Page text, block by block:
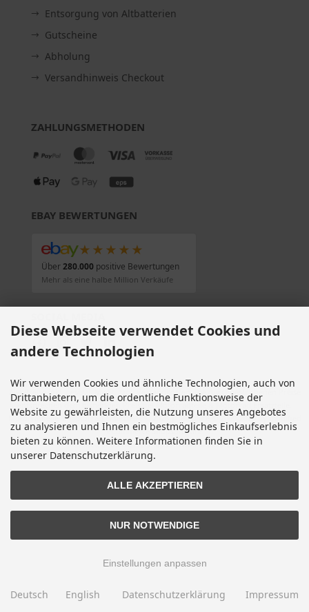
Entsorgung von Altbatterien
Gutscheine
Abholung
Versandhinweis Checkout
ZAHLUNGSMETHODEN
EBAY BEWERTUNGEN
★★★★★
Über280.000positive Bewertungen
Mehr als eine halbe Million Verkäufe
Alle Preise inkl. gesetzl. MwSt. zzgl. Versandkosten . Die durchgestrichenen Preise
entsprechen dem bisherigen Preis bei Motorradteile & Motorrad Ersatzteile.
Motorradteile & Motorrad Ersatzteile © 2026 | Template © 2009-2026 by modified
eCommerce Shopsoftware
modified eCommerce Shopsoftware © 2009-2026
Diese Webseite verwendet Cookies und
andere Technologien
Wir verwenden Cookies und ähnliche Technologien, auch von
Drittanbietern, um die ordentliche Funktionsweise der
Website zu gewährleisten, die Nutzung unseres Angebotes
zu analysieren und Ihnen ein bestmögliches Einkaufserlebnis
bieten zu können. Weitere Informationen finden Sie in
unserer Datenschutzerklärung.
ALLE AKZEPTIEREN
NUR NOTWENDIGE
Einstellungen anpassen
Deutsch English Datenschutzerklärung Impressum